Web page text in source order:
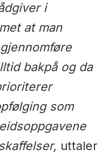
i
at man
bakpå og da
som
uttaler